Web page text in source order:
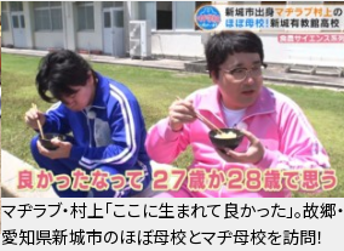
マヂラブ・村上「ここに生まれて良かった」。故郷・
愛知県新城市のほぼ母校とマヂ母校を訪問！